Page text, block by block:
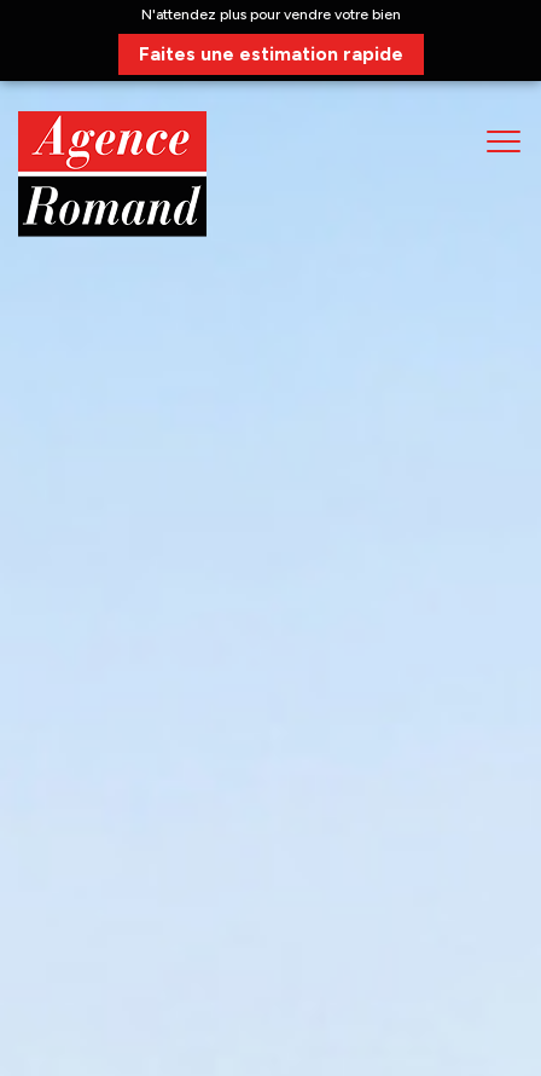
N'attendez plus pour vendre votre bien
Faites une estimation rapide